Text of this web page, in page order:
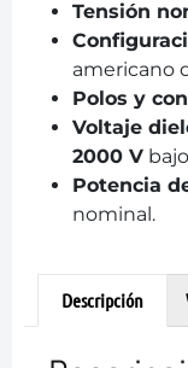
Tensión
americano
Polos y
Voltaje
2000 V
Potencia
nominal.
Descripción